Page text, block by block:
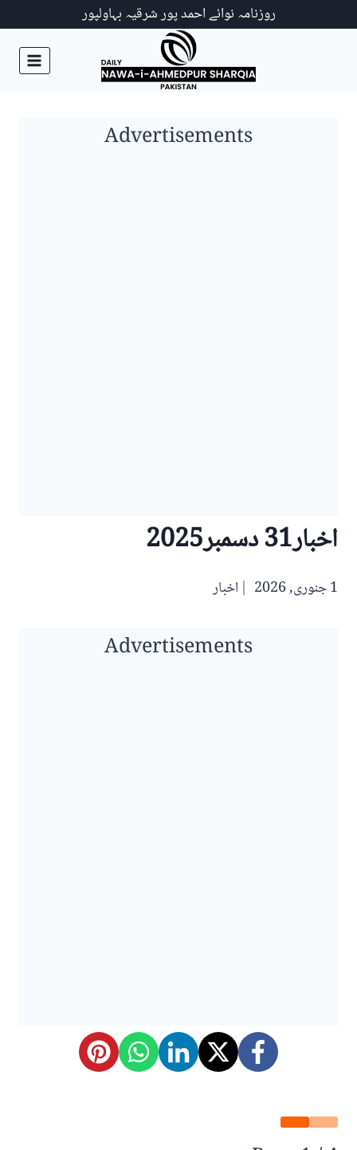
روزنامہ نوائے احمد پور شرقیہ بہاولپور
Advertisements
اخبار31 دسمبر2025
1 جنوری, 2026 اخبار
Advertisements